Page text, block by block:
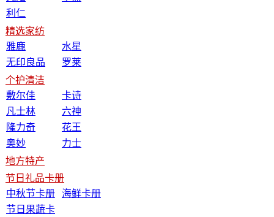
利仁
精选家纺
雅鹿
水星
无印良品
罗莱
个护清洁
敷尔佳
卡诗
凡士林
六神
隆力奇
花王
奥妙
力士
地方特产
节日礼品卡册
中秋节卡册
海鲜卡册
节日果蔬卡